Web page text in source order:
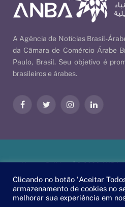
A Agência de Notícias Brasil-
da Câmara de Comércio Árabe
Paulo, Brasil. Seu objetivo é
brasileiros e árabes.
FacebookTwitter InstagramLinkedIn
Nossas Políticas| © 2026 ANBA -
Clicando no botão 'Aceitar
armazenamento de cookies no
melhorar sua experiência em